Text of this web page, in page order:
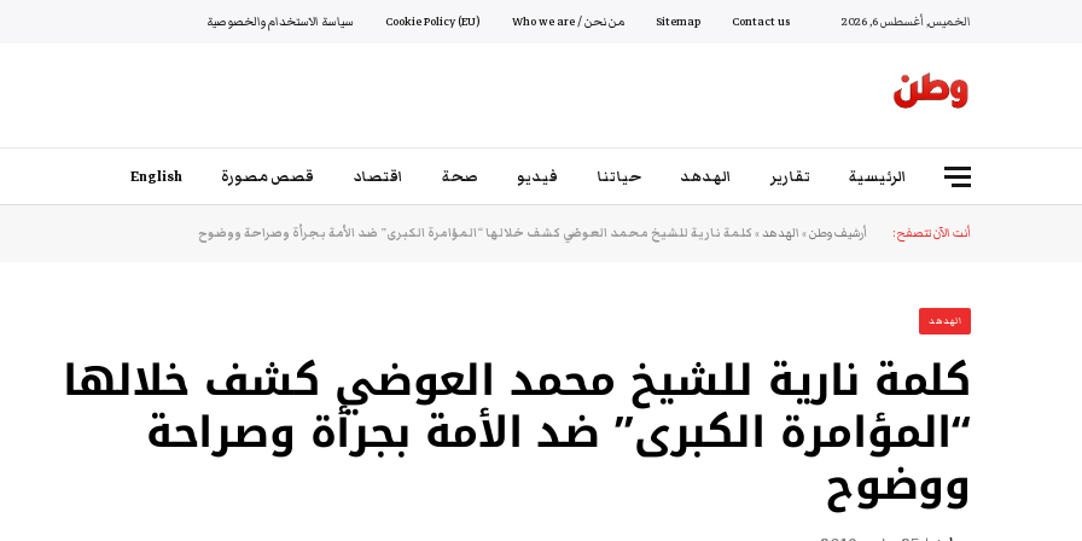
الخميس, أغسطس 6, 2026 Contact us
Sitemap من نحن / Who we are Cookie Policy (EU) سياسة الاستخدام والخصوصية
الرئيسية تقارير الهدهد حياتنا فيديو صحة اقتصاد قصص مصورة English
أنت الآن تتصفح: أرشيف وطن»الهدهد»كلمة نارية للشيخ محمد العوضي كشف خلالها “المؤامرة الكبرى” ضد الأمة بجرأة وصراحة ووضوح
الهدهد
كلمة نارية للشيخ محمد العوضي كشف خلالها
“المؤامرة الكبرى” ضد الأمة بجرأة وصراحة
ووضوح